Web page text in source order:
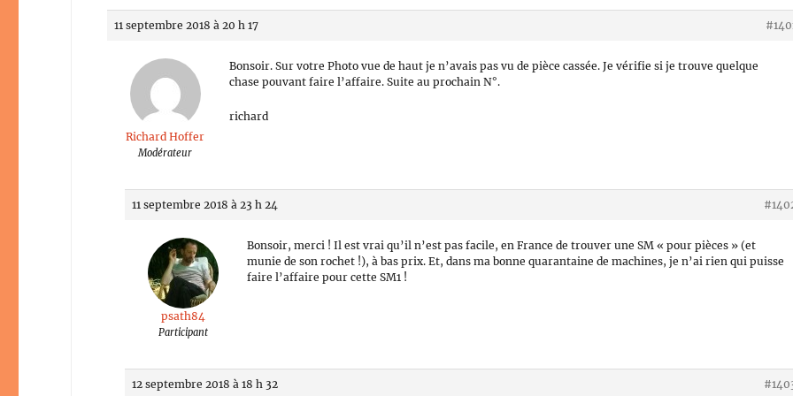
11 septembre 2018 à 20 h 17
Richard Hoffer
Modérateur
Bonsoir. Sur votre Photo vue de haut je n’avais pas vu de pièce cassée. Je vérifie si je trouve quelque
chase pouvant faire l’affaire. Suite au prochain N°.
richard
11 septembre 2018 à 23 h 24
psath84
Participant
Bonsoir, merci ! Il est vrai qu’il n’est pas facile, en France de trouver une SM « pour pièces » (et
munie de son rochet !), à bas prix. Et, dans ma bonne quarantaine de machines, je n’ai rien qui puisse
faire l’affaire pour cette SM1 !
12 septembre 2018 à 18 h 32